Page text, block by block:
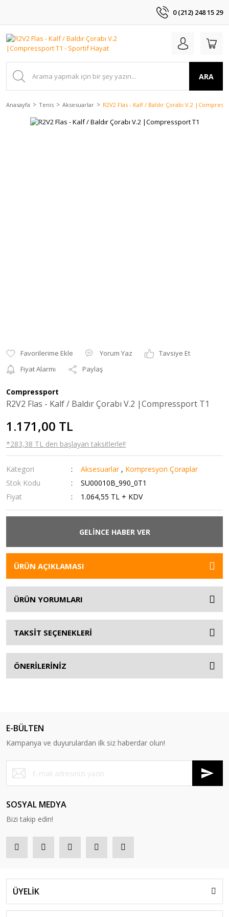
0 (212) 248 15 29
ARA
Anasayfa Tenis Aksesuarlar R2V2 Flas - Kalf / Baldır Çorabı V.2
Yorum Yaz
Tavsiye Et
Fiyat Alarmı
Paylaş
Compressport
R2V2 Flas - Kalf / Baldır Çorabı V.2 |Compressport T1
1.171,00 TL
*283,38 TL den başlayan taksitlerle!!
Kategori Aksesuarlar , Kompresyon Çoraplar
Stok Kodu
SU00010B_990_0T1
Fiyat
1.064,55 TL + KDV
GELİNCE HABER VER
ÜRÜN AÇIKLAMASI
ÜRÜN YORUMLARI
TAKSİT SEÇENEKLERİ
ÖNERİLERİNİZ
E-BÜLTEN
Kampanya ve duyurulardan ilk siz haberdar olun!
SOSYAL MEDYA
Bizi takip edin!
ÜYELİK